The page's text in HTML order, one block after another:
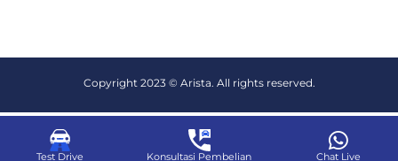
Copyright 2023 © Arista. All rights reserved.
Test Drive Konsultasi Pembelian Chat Live